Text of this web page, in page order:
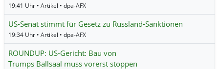
19:41 Uhr • Artikel • dpa-AFX
US-Senat stimmt für Gesetz zu Russland-Sanktionen
19:34 Uhr • Artikel • dpa-AFX
ROUNDUP: US-Gericht: Bau von
Trumps Ballsaal muss vorerst stoppen